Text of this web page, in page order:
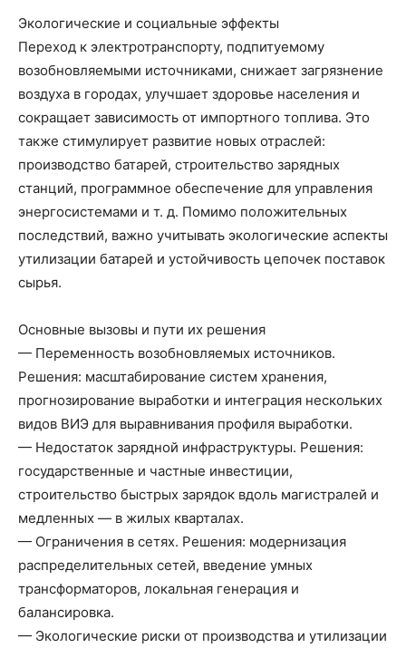
Экологические и социальные эффекты
Переход к электротранспорту, подпитуемому
возобновляемыми источниками, снижает загрязнение
воздуха в городах, улучшает здоровье населения и
сокращает зависимость от импортного топлива. Это
также стимулирует развитие новых отраслей:
производство батарей, строительство зарядных
станций, программное обеспечение для управления
энергосистемами и т. д. Помимо положительных
последствий, важно учитывать экологические аспекты
утилизации батарей и устойчивость цепочек поставок
сырья.
Основные вызовы и пути их решения
— Переменность возобновляемых источников.
Решения: масштабирование систем хранения,
прогнозирование выработки и интеграция нескольких
видов ВИЭ для выравнивания профиля выработки.
— Недостаток зарядной инфраструктуры. Решения:
государственные и частные инвестиции,
строительство быстрых зарядок вдоль магистралей и
медленных — в жилых кварталах.
— Ограничения в сетях. Решения: модернизация
распределительных сетей, введение умных
трансформаторов, локальная генерация и
балансировка.
— Экологические риски от производства и утилизации